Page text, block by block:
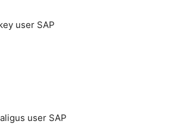
user SAP
user SAP